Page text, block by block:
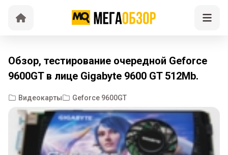
Обзор, тестирование очередной Geforce
9600GT в лице Gigabyte 9600 GT 512Mb.
Видеокарты Geforce 9600GT